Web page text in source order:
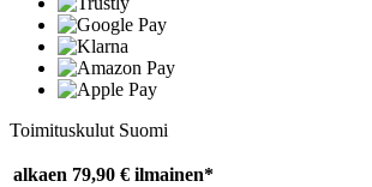
Toimituskulut Suomi
alkaen 79,90 € ilmainen*